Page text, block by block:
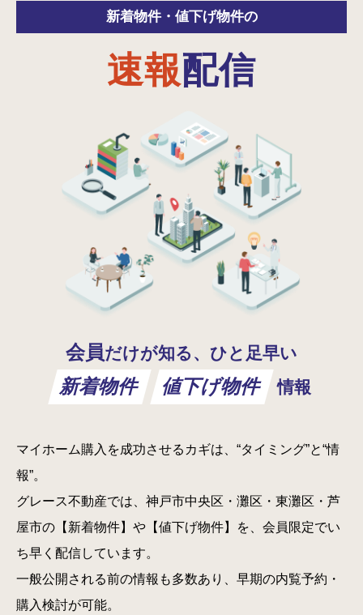
新着物件・ 値下げ物件の
速報配信
会員だけが知る、ひと足早い
新着物件 値下げ物件 情報
マイホーム購入を成功させるカギは、“タイミング”と“情
報”。
グレース不動産では、神戸市中央区・灘区・東灘区・芦
屋市の【新着物件】や【値下げ物件】を、会員限定でい
ち早く配信しています。
一般公開される前の情報も多数あり、早期の内覧予約・
購入検討が可能。